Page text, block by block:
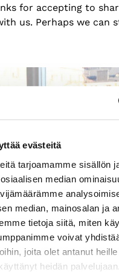
evästeitä
tarjoamamme sisällön
median
median, mainosalan ja
tietoja siitä, miten
voivat
joita olet antanut
heidän palvelujaan.
for accepting to
us. Perhaps we can
I learnt during
at EntryPoint
you’ve been matched